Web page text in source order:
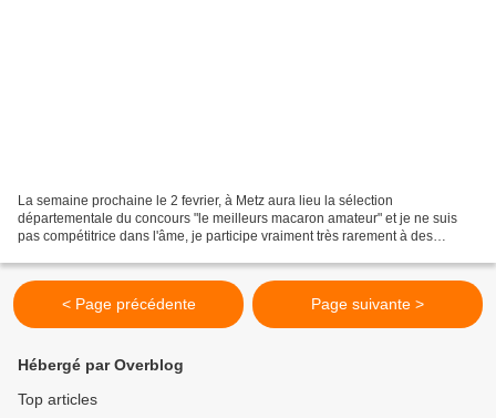
La semaine prochaine le 2 fevrier, à Metz aura lieu la sélection
départementale du concours "le meilleurs macaron amateur" et je ne suis
pas compétitrice dans l'âme, je participe vraiment très rarement à des
< Page précédente Page suivante >
Hébergé par Overblog
Top articles